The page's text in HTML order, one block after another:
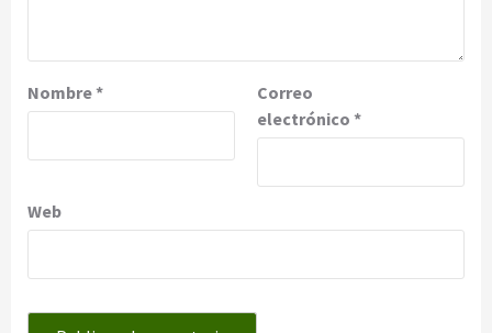
Nombre*
Correo
electrónico *
Web